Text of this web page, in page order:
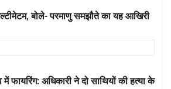
बोले- परमाणु समझौते का यह आखिरी
अधिकारी ने दो साथियों की हत्या के